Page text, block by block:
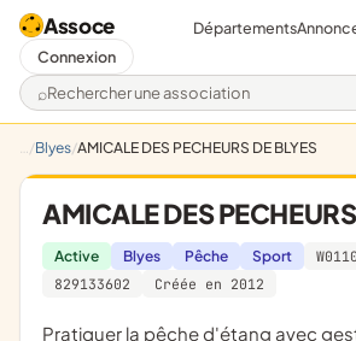
Assoce
Rechercher une association
Départements
Connexion
Blyes AMICALE DES PECHEURS DE BLYES
AMICALE DES
Active Blyes Pêche Sport
829133602
Créée en 2012
pratiquer la pêche d'étang avec gestion du poisson ;